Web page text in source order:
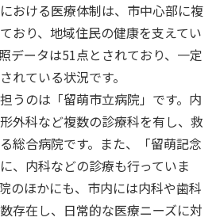
おける医療体制は、市中心部に複
おり、地域住民の健康を支えてい
データは51点とされており、一定
れている状況です。
うのは「留萌市立病院」です。内
外科など複数の診療科を有し、救
総合病院です。また、「留萌記念
、内科などの診療も行っていま
のほかにも、市内には内科や歯科
存在し、日常的な医療ニーズに対